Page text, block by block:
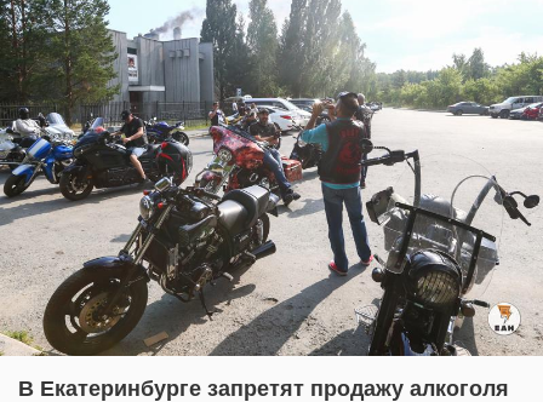
В Екатеринбурге запретят продажу алкоголя